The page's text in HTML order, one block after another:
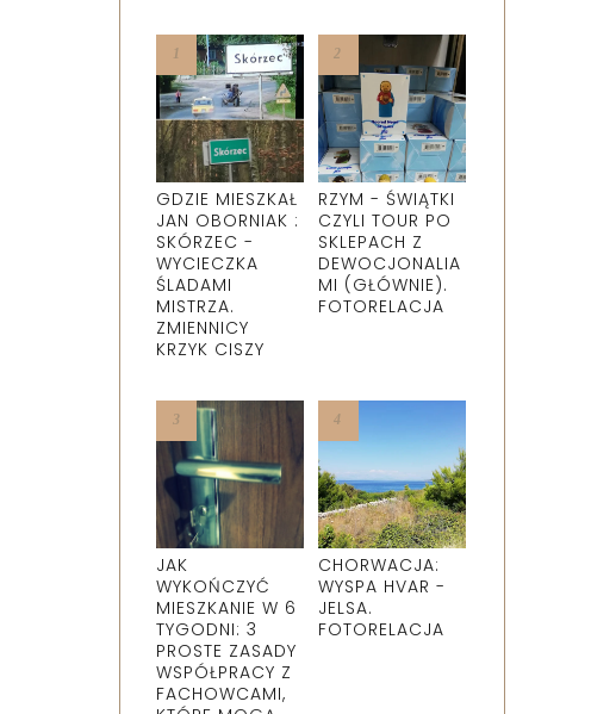
GDZIE MIESZKAŁ
JAN OBORNIAK :
SKÓRZEC -
WYCIECZKA
ŚLADAMI
MISTRZA.
ZMIENNICY
KRZYK CISZY
RZYM - ŚWIĄTKI
CZYLI TOUR PO
SKLEPACH Z
DEWOCJONALIA
MI (GŁÓWNIE).
FOTORELACJA
JAK
WYKOŃCZYĆ
MIESZKANIE W 6
TYGODNI: 3
PROSTE ZASADY
WSPÓŁPRACY Z
FACHOWCAMI,
CHORWACJA:
WYSPA HVAR -
JELSA.
FOTORELACJA